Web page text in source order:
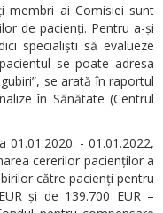
membri ai Comisiei sunt
de pacienți. Pentru a-și
specialiști să evalueze
se poate adresa
se arată în raportul
în Sănătate (Centrul
- 01.01.2022,
cererilor pacienților a
către pacienți pentru
și de 139.700 EUR –